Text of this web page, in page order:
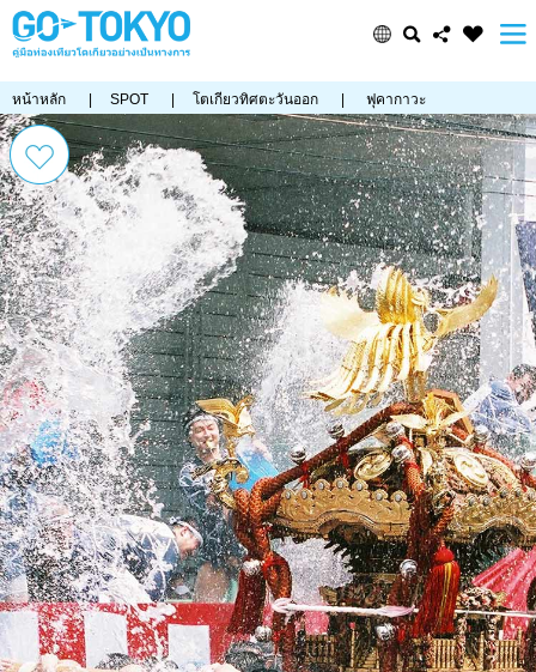
หน้าหลัก SPOT โตเกียวทิศตะวันออก ฟุคากาวะ